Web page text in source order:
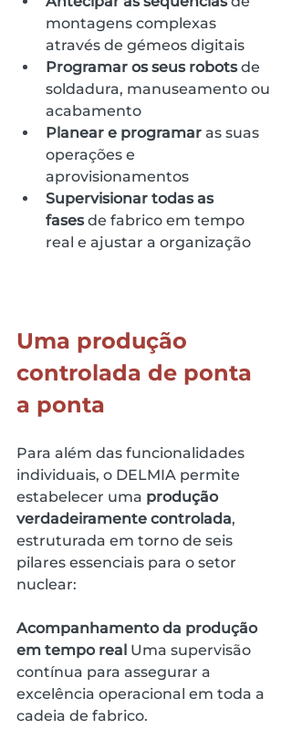
montagens complexas
através de gémeos digitais
Programar os seus robots de
soldadura, manuseamento ou
acabamento
Planear e programar as suas
operações e
aprovisionamentos
Supervisionar todas as
fases de fabrico em tempo
real e ajustar a organização
Uma produção
controlada de ponta
a ponta
Para além das funcionalidades
individuais, o DELMIA permite
estabelecer uma produção
verdadeiramente controlada,
estruturada em torno de seis
pilares essenciais para o setor
nuclear:
Acompanhamento da produção
em tempo real Uma supervisão
contínua para assegurar a
excelência operacional em toda a
cadeia de fabrico.